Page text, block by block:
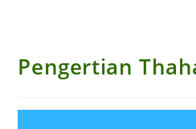
Pengertian